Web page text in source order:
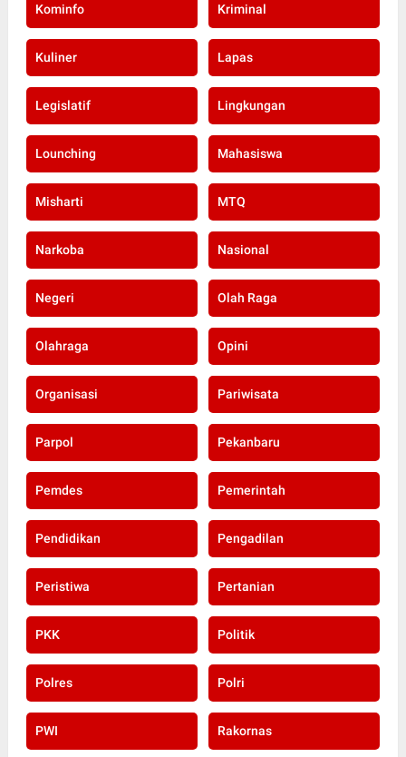
Kominfo Kriminal
Kuliner Lapas
Legislatif Lingkungan
Lounching Mahasiswa
Misharti MTQ
Narkoba Nasional
Negeri Olah Raga
Olahraga Opini
Organisasi Pariwisata
Parpol Pekanbaru
Pemdes Pemerintah
Pendidikan Pengadilan
Peristiwa Pertanian
PKK Politik
Polres Polri
PWI Rakornas